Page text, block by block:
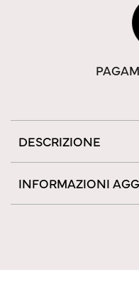
DESCRIZIONE
INFORMAZIONI